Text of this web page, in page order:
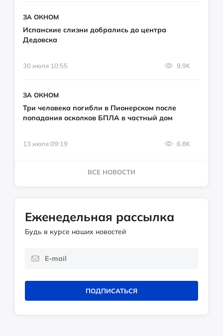
ЗА ОКНОМ
Испанские слизни добрались до центра
Дедовска
30 июля 10:55 9.9K
ЗА ОКНОМ
Три человека погибли в Пионерском после
попадания осколков БПЛА в частный дом
13 июля 09:19 6.8K
ВСЕ НОВОСТИ
Еженедельная рассылка
Будь в курсе наших новостей
ПОДПИСАТЬСЯ